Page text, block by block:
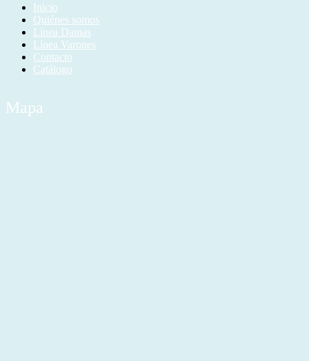
Inicio
Quiénes somos
Línea Damas
Línea Varones
Contacto
Catálogo
Mapa